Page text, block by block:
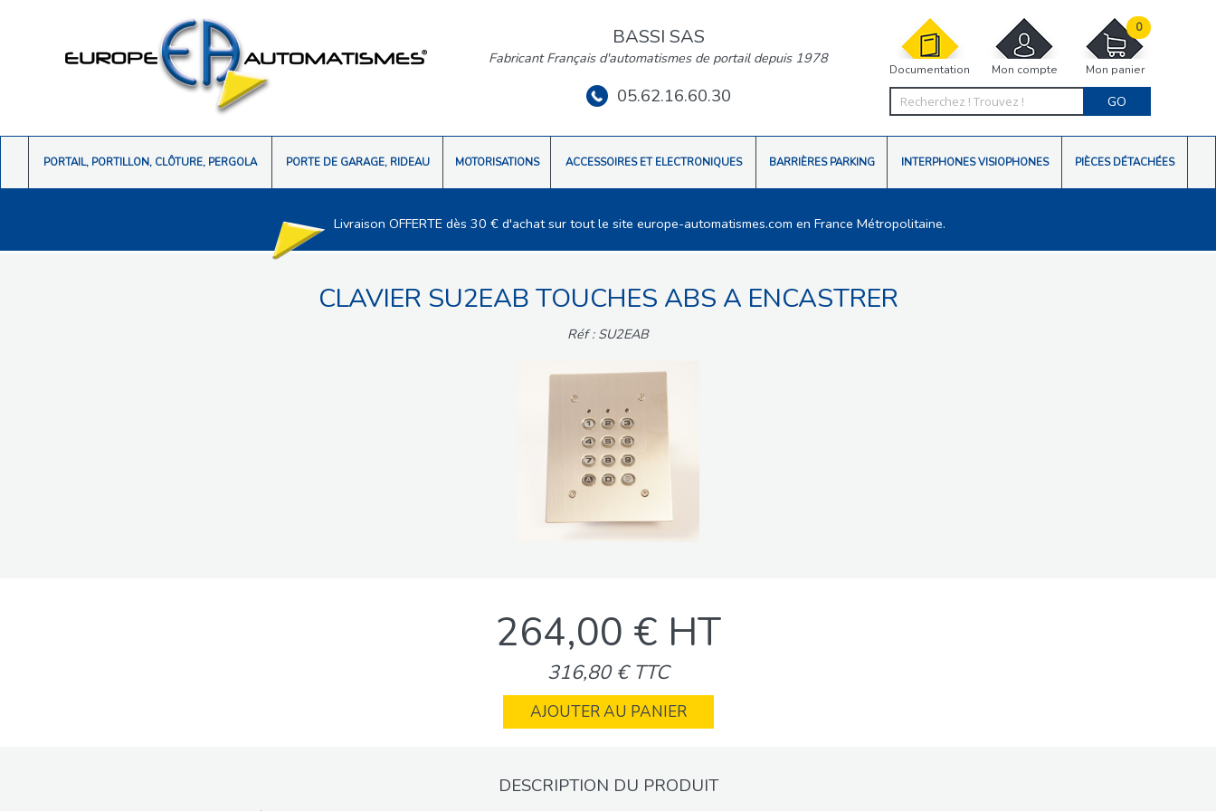
Documentation Mon compte Mon panier
0
GO
BASSI SAS
Fabricant Français d'automatismes de portail depuis 1978
05.62.16.60.30
PORTAIL, PORTILLON, CLÔTURE, PERGOLA PORTE DE GARAGE, RIDEAU MOTORISATIONS ACCESSOIRES ET ELECTRONIQUES BARRIÈRES PARKING INTERPHONES VISIOPHONES PIÈCES DÉTACHÉES
Livraison OFFERTE dès 30 € d'achat sur tout le site europe-automatismes.com en France Métropolitaine.
CLAVIER SU2EAB TOUCHES ABS A ENCASTRER
Réf : SU2EAB
264,00 € HT
316,80 € TTC
AJOUTER AU PANIER
DESCRIPTION DU PRODUIT